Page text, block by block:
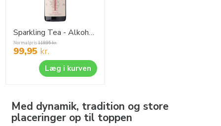
Sparkling Tea - Alkoholfri.
99,95 kr.
Normalpris119,95kr.
Læg i kurven
Med dynamik, tradition og store
placeringer op til toppen